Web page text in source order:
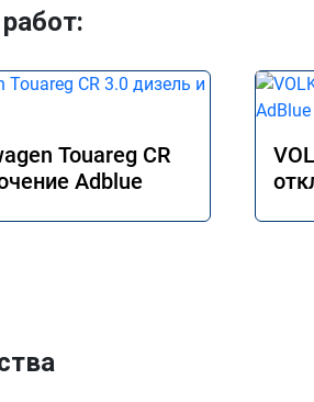
Touareg CR
Adblue